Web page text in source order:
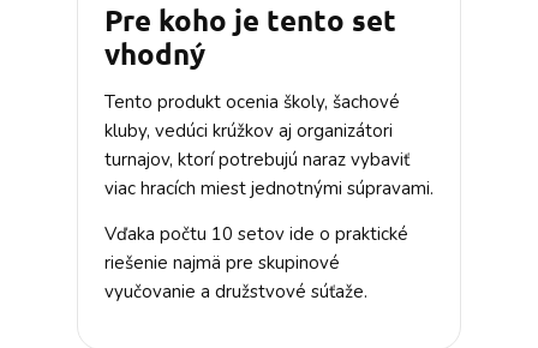
Pre koho je tento set
vhodný
Tento produkt ocenia školy, šachové
kluby, vedúci krúžkov aj organizátori
turnajov, ktorí potrebujú naraz vybaviť
viac hracích miest jednotnými súpravami.
Vďaka počtu 10 setov ide o praktické
riešenie najmä pre skupinové
vyučovanie a družstvové súťaže.